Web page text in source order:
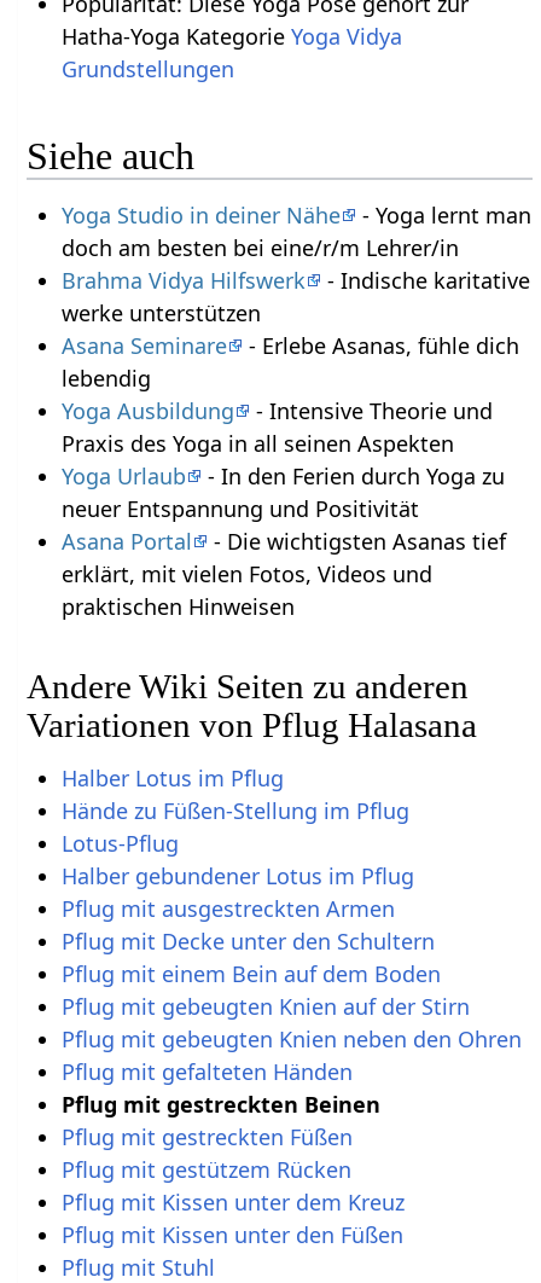
Hatha-Yoga Kategorie Yoga Vidya
Siehe auch
Yoga Studio in deiner Nähe
- Yoga lernt man
doch am besten bei eine/r/m Lehrer/in
Brahma Vidya Hilfswerk
- Indische karitative
werke unterstützen
Asana Seminare
- Erlebe Asanas, fühle dich
lebendig
Yoga Ausbildung
- Intensive Theorie und
Praxis des Yoga in all seinen Aspekten
Yoga Urlaub
- In den Ferien durch Yoga zu
neuer Entspannung und Positivität
Asana Portal
- Die wichtigsten Asanas tief
erklärt, mit vielen Fotos, Videos und
praktischen Hinweisen
Andere Wiki Seiten zu anderen
Variationen von Pflug Halasana
Halber Lotus im Pflug
Hände zu Füßen-Stellung im Pflug
Lotus-Pflug
Halber gebundener Lotus im Pflug
Pflug mit ausgestreckten Armen
Pflug mit Decke unter den Schultern
Pflug mit einem Bein auf dem Boden
Pflug mit gebeugten Knien auf der Stirn
Pflug mit gebeugten Knien neben den Ohren
Pflug mit gefalteten Händen
Pflug mit gestreckten Beinen
Pflug mit gestreckten Füßen
Pflug mit gestützem Rücken
Pflug mit Kissen unter dem Kreuz
Pflug mit Kissen unter den Füßen
Pflug mit Stuhl